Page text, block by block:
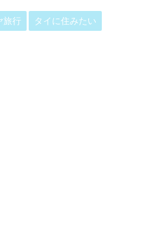
旅行 タイに住みたい